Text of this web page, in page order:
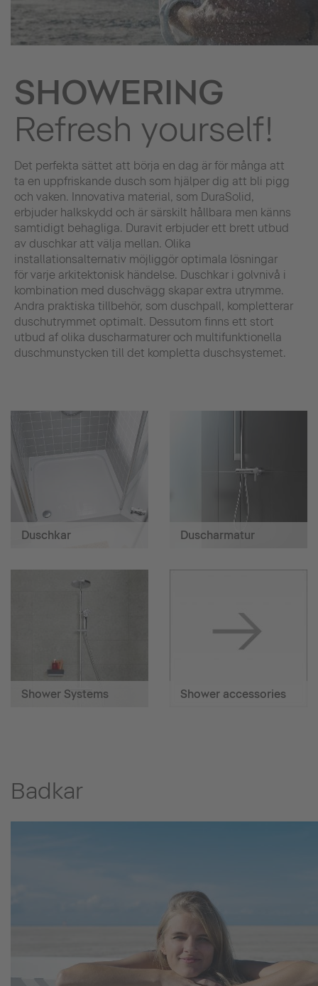
SHOWERING
Refresh yourself!
Det perfekta sättet att börja en dag är för många att
ta en uppfriskande dusch som hjälper dig att bli pigg
och vaken. Innovativa material, som DuraSolid,
erbjuder halkskydd och är särskilt hållbara men känns
samtidigt behagliga. Duravit erbjuder ett brett utbud
av duschkar att välja mellan. Olika
installationsalternativ möjliggör optimala lösningar
för varje arkitektonisk händelse. Duschkar i golvnivå i
kombination med duschvägg skapar extra utrymme.
Andra praktiska tillbehör, som duschpall, kompletterar
duschutrymmet optimalt. Dessutom finns ett stort
utbud af olika duscharmaturer och multifunktionella
duschmunstycken till det kompletta duschsystemet.
Duschkar Duscharmatur
Shower Systems Shower accessories
Badkar